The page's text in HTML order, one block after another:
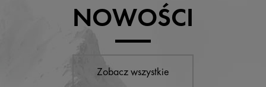
NOWOŚCI
Zobacz wszystkie